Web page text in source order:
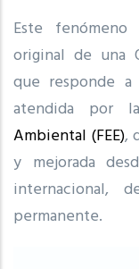
Este
original de una
que responde a
atendida por
Ambiental (FEE),
y mejorada
internacional,
permanente.